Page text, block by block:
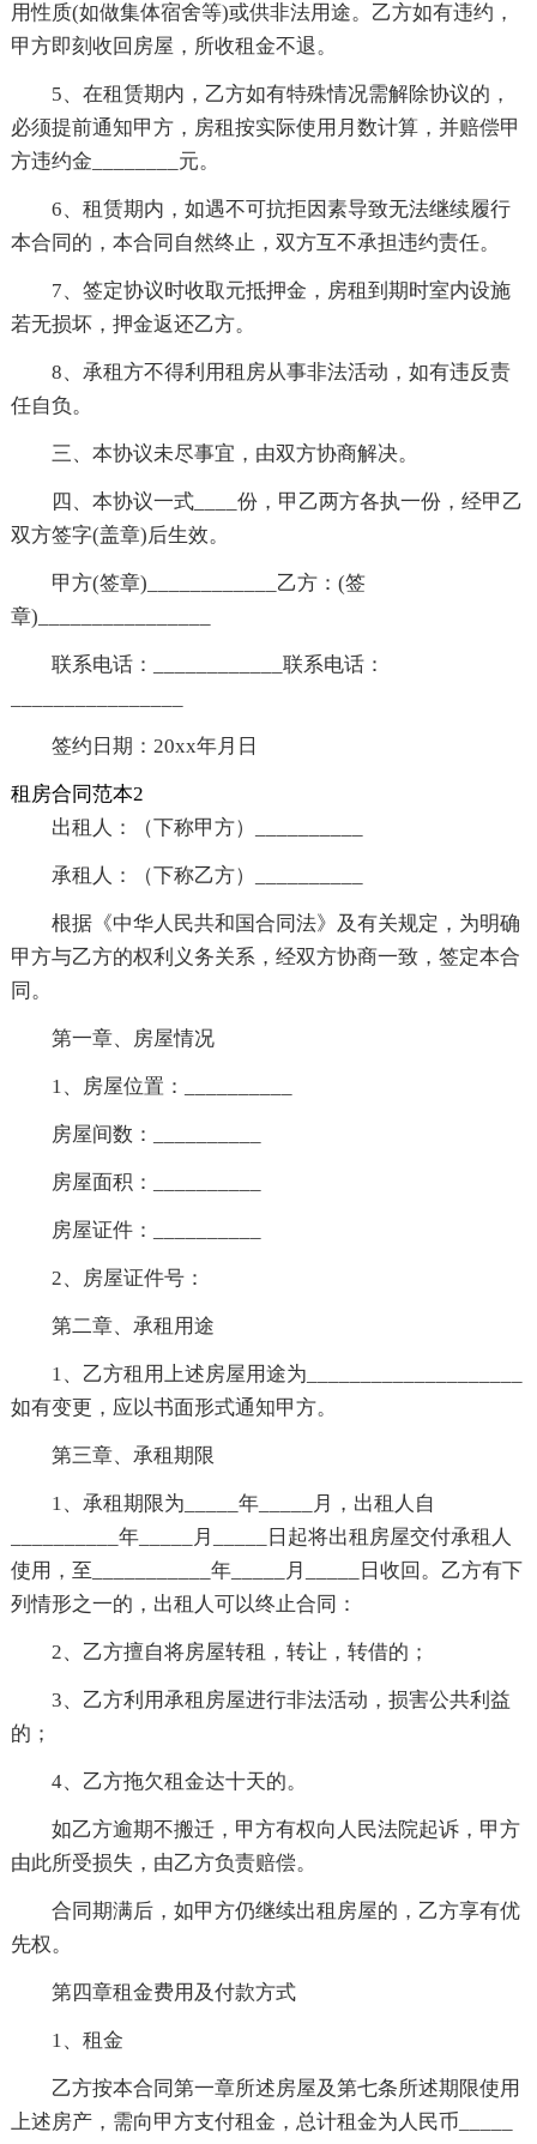
用性质(如做集体宿舍等)或供非法用途。乙方如有违约，
甲方即刻收回房屋，所收租金不退。
5、在租赁期内，乙方如有特殊情况需解除协议的，
必须提前通知甲方，房租按实际使用月数计算，并赔偿甲
方违约金________元。
6、租赁期内，如遇不可抗拒因素导致无法继续履行
本合同的，本合同自然终止，双方互不承担违约责任。
7、签定协议时收取元抵押金，房租到期时室内设施
若无损坏，押金返还乙方。
8、承租方不得利用租房从事非法活动，如有违反责
任自负。
三、本协议未尽事宜，由双方协商解决。
四、本协议一式____份，甲乙两方各执一份，经甲乙
双方签字(盖章)后生效。
甲方(签章)____________乙方：(签
章)________________
联系电话：____________联系电话：
签约日期：20xx年月日
租房合同范本2
出租人：（下称甲方）__________
承租人：（下称乙方）__________
根据《中华人民共和国合同法》及有关规定，为明确
甲方与乙方的权利义务关系，经双方协商一致，签定本合
同。
第一章、房屋情况
1、房屋位置：__________
房屋间数：__________
房屋面积：__________
房屋证件：__________
2、房屋证件号：
第二章、承租用途
1、乙方租用上述房屋用途为____________________
如有变更，应以书面形式通知甲方。
第三章、承租期限
1、承租期限为_____年_____月，出租人自
__________年_____月_____日起将出租房屋交付承租人
使用，至___________年_____月_____日收回。乙方有下
列情形之一的，出租人可以终止合同：
2、乙方擅自将房屋转租，转让，转借的；
3、乙方利用承租房屋进行非法活动，损害公共利益
的；
4、乙方拖欠租金达十天的。
如乙方逾期不搬迁，甲方有权向人民法院起诉，甲方
由此所受损失，由乙方负责赔偿。
合同期满后，如甲方仍继续出租房屋的，乙方享有优
先权。
第四章租金费用及付款方式
1、租金
乙方按本合同第一章所述房屋及第七条所述期限使用
上述房产，需向甲方支付租金，总计租金为人民币_____